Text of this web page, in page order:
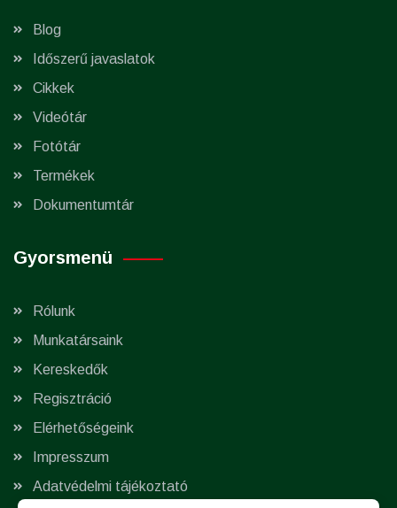
Blog
Időszerű javaslatok
Cikkek
Videótár
Fotótár
Termékek
Dokumentumtár
Gyorsmenü
Rólunk
Munkatársaink
Kereskedők
Regisztráció
Elérhetőségeink
Impresszum
Adatvédelmi tájékoztató